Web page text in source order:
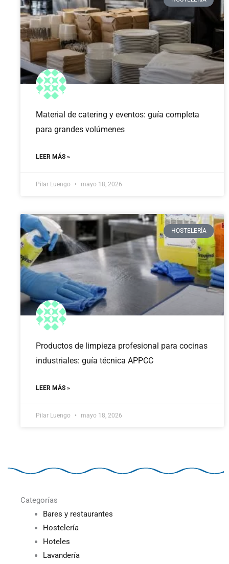
Material de catering y eventos: guía completa
para grandes volúmenes
LEER MÁS »
Pilar Luengo mayo 18, 2026
HOSTELERÍA
Productos de limpieza profesional para cocinas
industriales: guía técnica APPCC
LEER MÁS »
Pilar Luengo mayo 18, 2026
Categorías
Bares y restaurantes
Hostelería
Hoteles
Lavandería